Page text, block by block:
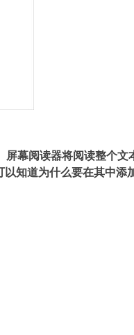
屏幕阅读器将阅读整个文
知道为什么要在其中添